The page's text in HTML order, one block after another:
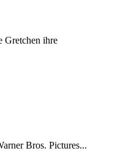
Gretchen ihre
Bros. Pictures...